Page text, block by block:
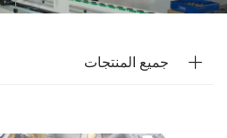
جميع المنتجات